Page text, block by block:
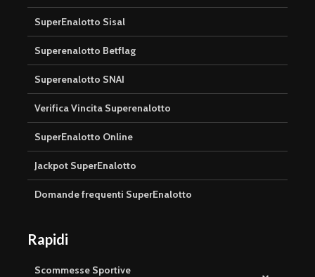
SuperEnalotto Sisal
Superenalotto Betflag
Superenalotto SNAI
Verifica Vincita Superenalotto
SuperEnalotto Online
Jackpot SuperEnalotto
Domande frequenti SuperEnalotto
Rapidi
Scommesse Sportive